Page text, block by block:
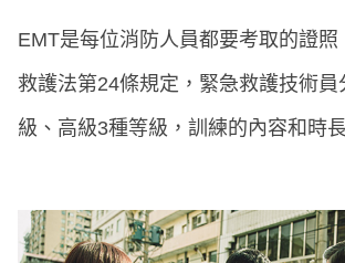
EMT是每位消防人員都要考取的證照
救護法第24條規定，緊急救護技術員
級、高級3種等級，訓練的內容和時